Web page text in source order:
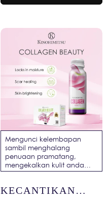
Mengunci kelembapan
sambil menghalang
penuaan pramatang,
mengekalkan kulit anda
terhidrat, licin dan awet
KECANTIKAN